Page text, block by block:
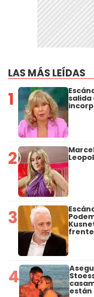
LAS MÁS LEÍDAS
1 salida
2
3
4
están